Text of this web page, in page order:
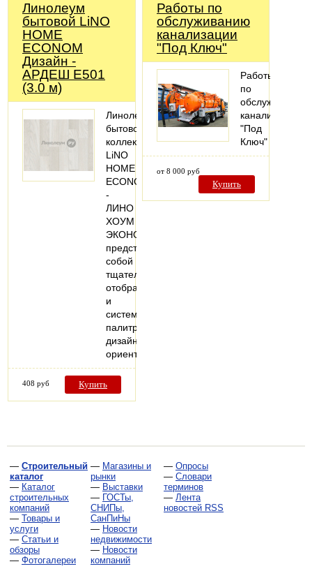
Линолеум
бытовой LiNO
HOME
ECONOM
Дизайн -
АРДЕШ Е501
(3.0 м)
Линолеум
бытовой
коллекции
LiNO
HOME
ECONOM
-
ЛИНО
ХОУМ
ЭКОНОМ
представляет
собой
тщательно
отобранную
и
систематизированную
палитру
дизайнов,
ориентированную…
408 руб Купить
Работы по
обслуживанию
канализации
"Под Ключ"
Работы
по
обслуживанию
канализации
"Под
Ключ"
от 8 000 руб
Купить
— Строительный
каталог
— Каталог
строительных
компаний
— Товары и
услуги
— Статьи и
обзоры
— Фотогалереи
— Магазины и
рынки
— Выставки
— ГОСТы,
СНИПы,
СанПиНы
— Новости
недвижимости
— Новости
компаний
— Опросы
— Словари
терминов
— Лента
новостей RSS